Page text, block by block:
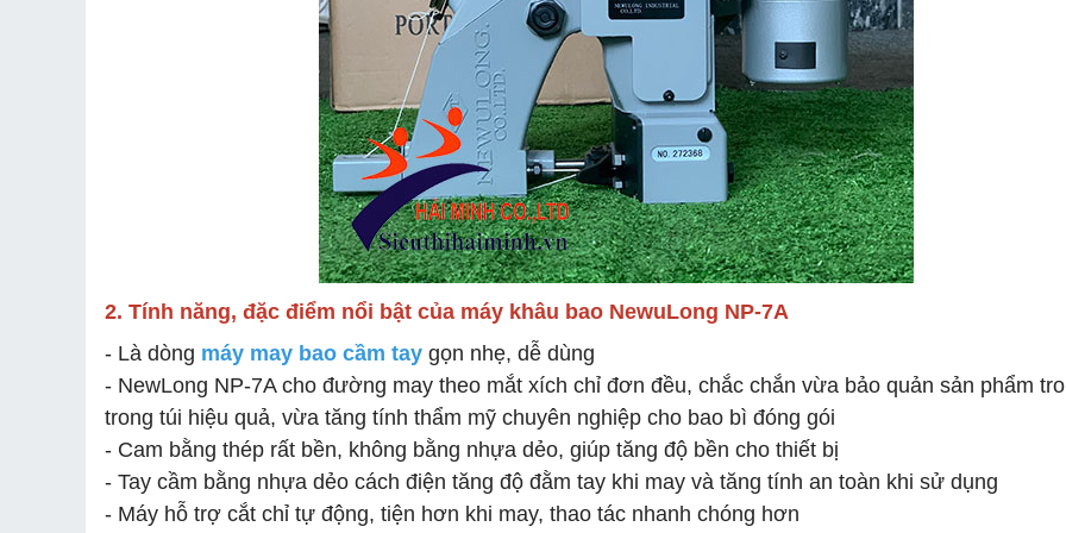
2. Tính năng, đặc điểm nổi bật của máy khâu bao NewuLong NP-7A
- Là dòng máy may bao cầm tay gọn nhẹ, dễ dùng
- NewLong NP-7A cho đường may theo mắt xích chỉ đơn đều, chắc chắn vừa bảo quản sản phẩm
trong túi hiệu quả, vừa tăng tính thẩm mỹ chuyên nghiệp cho bao bì đóng gói
- Cam bằng thép rất bền, không bằng nhựa dẻo, giúp tăng độ bền cho thiết bị
- Tay cầm bằng nhựa dẻo cách điện tăng độ đằm tay khi may và tăng tính an toàn khi sử dụng
- Máy hỗ trợ cắt chỉ tự động, tiện hơn khi may, thao tác nhanh chóng hơn